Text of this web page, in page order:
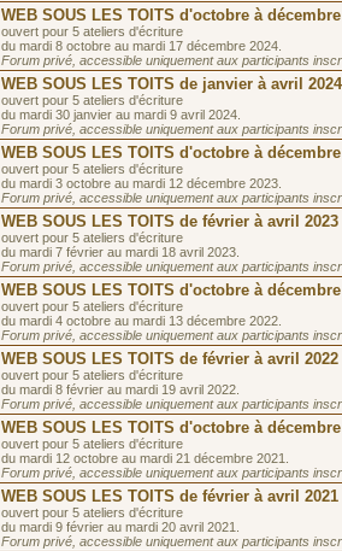
WEB SOUS LES TOITS d'octobre à décembre
ouvert pour 5 ateliers d'écriture
du mardi 8 octobre au mardi 17 décembre 2024.
Forum privé, accessible uniquement aux participants
WEB SOUS LES TOITS de janvier à avril 2024
ouvert pour 5 ateliers d'écriture
du mardi 30 janvier au mardi 9 avril 2024.
Forum privé, accessible uniquement aux participants
WEB SOUS LES TOITS d'octobre à décembre
ouvert pour 5 ateliers d'écriture
du mardi 3 octobre au mardi 12 décembre 2023.
Forum privé, accessible uniquement aux participants
WEB SOUS LES TOITS de février à avril 2023
ouvert pour 5 ateliers d'écriture
du mardi 7 février au mardi 18 avril 2023.
Forum privé, accessible uniquement aux participants
WEB SOUS LES TOITS d'octobre à décembre
ouvert pour 5 ateliers d'écriture
du mardi 4 octobre au mardi 13 décembre 2022.
Forum privé, accessible uniquement aux participants
WEB SOUS LES TOITS de février à avril 2022
ouvert pour 5 ateliers d'écriture
du mardi 8 février au mardi 19 avril 2022.
Forum privé, accessible uniquement aux participants
WEB SOUS LES TOITS d'octobre à décembre
ouvert pour 5 ateliers d'écriture
du mardi 12 octobre au mardi 21 décembre 2021.
Forum privé, accessible uniquement aux participants
WEB SOUS LES TOITS de février à avril 2021
ouvert pour 5 ateliers d'écriture
du mardi 9 février au mardi 20 avril 2021.
Forum privé, accessible uniquement aux participants